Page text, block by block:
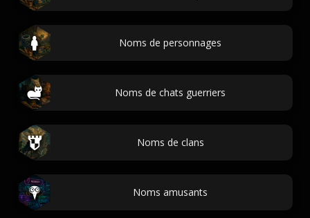
Noms de personnages
Noms de chats guerriers
Noms de clans
Noms amusants